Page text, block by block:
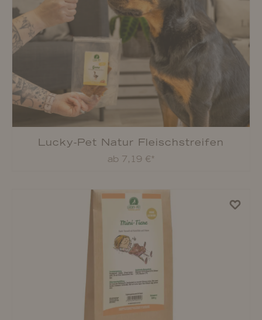
ab 4,79 €*
Lucky-Pet Doppelknusper
ab 4,59 €*